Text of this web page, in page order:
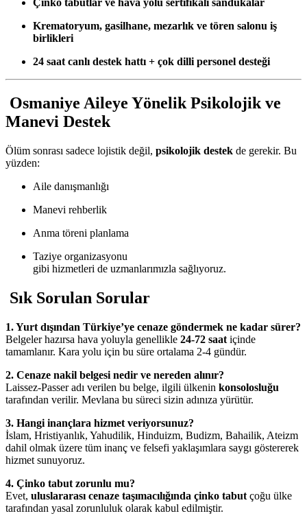
Çinko tabutlar ve hava yolu sertifikalı sandukalar
Krematoryum, gasilhane, mezarlık ve tören salonu iş
birlikleri
24 saat canlı destek hattı + çok dilli personel desteği
Osmaniye Aileye Yönelik Psikolojik ve
Manevi Destek
Ölüm sonrası sadece lojistik değil, psikolojik destek de gerekir. Bu
yüzden:
Aile danışmanlığı
Manevi rehberlik
Anma töreni planlama
Taziye organizasyonu
gibi hizmetleri de uzmanlarımızla sağlıyoruz.
Sık Sorulan Sorular
1. Yurt dışından Türkiye’ye cenaze göndermek ne kadar sürer?
Belgeler hazırsa hava yoluyla genellikle 24-72 saat içinde
tamamlanır. Kara yolu için bu süre ortalama 2-4 gündür.
2. Cenaze nakil belgesi nedir ve nereden alınır?
Laissez-Passer adı verilen bu belge, ilgili ülkenin konsolosluğu
tarafından verilir. Mevlana bu süreci sizin adınıza yürütür.
3. Hangi inançlara hizmet veriyorsunuz?
İslam, Hristiyanlık, Yahudilik, Hinduizm, Budizm, Bahailik, Ateizm
dahil olmak üzere tüm inanç ve felsefi yaklaşımlara saygı göstererek
hizmet sunuyoruz.
4. Çinko tabut zorunlu mu?
Evet, uluslararası cenaze taşımacılığında çinko tabut çoğu ülke
tarafından yasal zorunluluk olarak kabul edilmiştir.